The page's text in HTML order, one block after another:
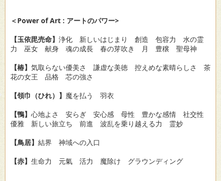
＜Power of Art : アートのパワー>
【玉依毘売命】 浄化 新しいはじまり 創造 包容力 水の霊
力 巫女 献身 魂の成長 春の芽吹き 月 豊穣 聖母神
【椿】 気取らない優美さ 謙虚な美徳 控えめな素晴らしさ 茶
花の女王 品格 芯の強さ
【領巾（ひれ）】 魔を払う 羽衣
【鴨】 心地よさ 安らぎ 安心感 母性 豊かな感情 社交性
優雅 新しい旅立ち 前進 波乱を乗り越える力 霊妙
【鳥居】 結界 神域への入口
【赤】 生命力 元氣 活力 魔除け グラウンディング